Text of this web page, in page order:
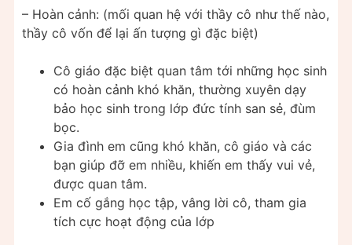
– Hoàn cảnh: (mối quan hệ với thầy cô như thế nào,
thầy cô vốn để lại ấn tượng gì đặc biệt)
Cô giáo đặc biệt quan tâm tới những học sinh
có hoàn cảnh khó khăn, thường xuyên dạy
bảo học sinh trong lớp đức tính san sẻ, đùm
bọc.
Gia đình em cũng khó khăn, cô giáo và các
bạn giúp đỡ em nhiều, khiến em thấy vui vẻ,
được quan tâm.
Em cố gắng học tập, vâng lời cô, tham gia
tích cực hoạt động của lớp